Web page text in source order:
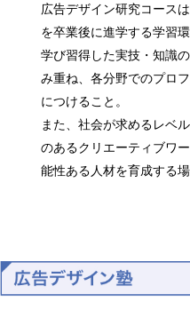
広告デザイン研究コース
を卒業後に進学する学習
学び習得した実技・知識
み重ね、各分野でのプロ
につけること。
また、社会が求めるレベ
のあるクリエーティブワ
能性ある人材を育成する